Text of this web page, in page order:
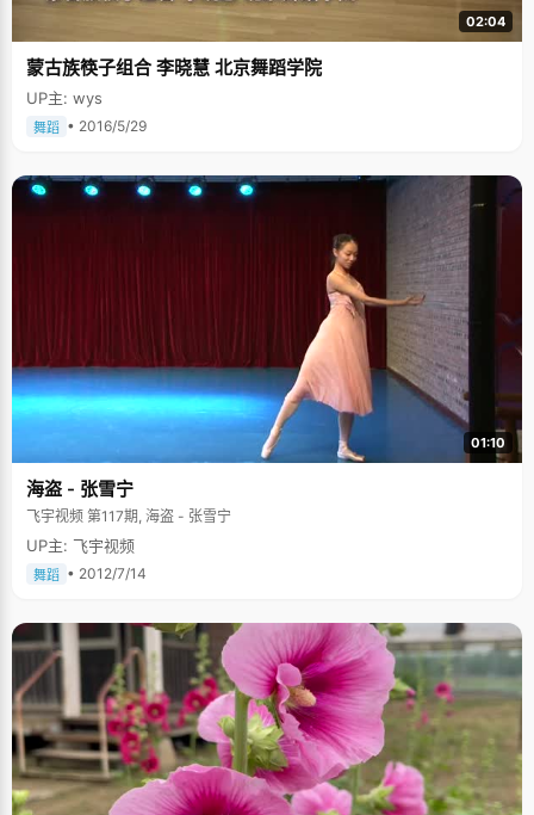
02:04
蒙古族筷子组合 李晓慧 北京舞蹈学院
UP主: wys
舞蹈 • 2016/5/29
01:10
海盗 - 张雪宁
飞宇视频 第117期, 海盗 - 张雪宁
UP主: 飞宇视频
舞蹈 • 2012/7/14